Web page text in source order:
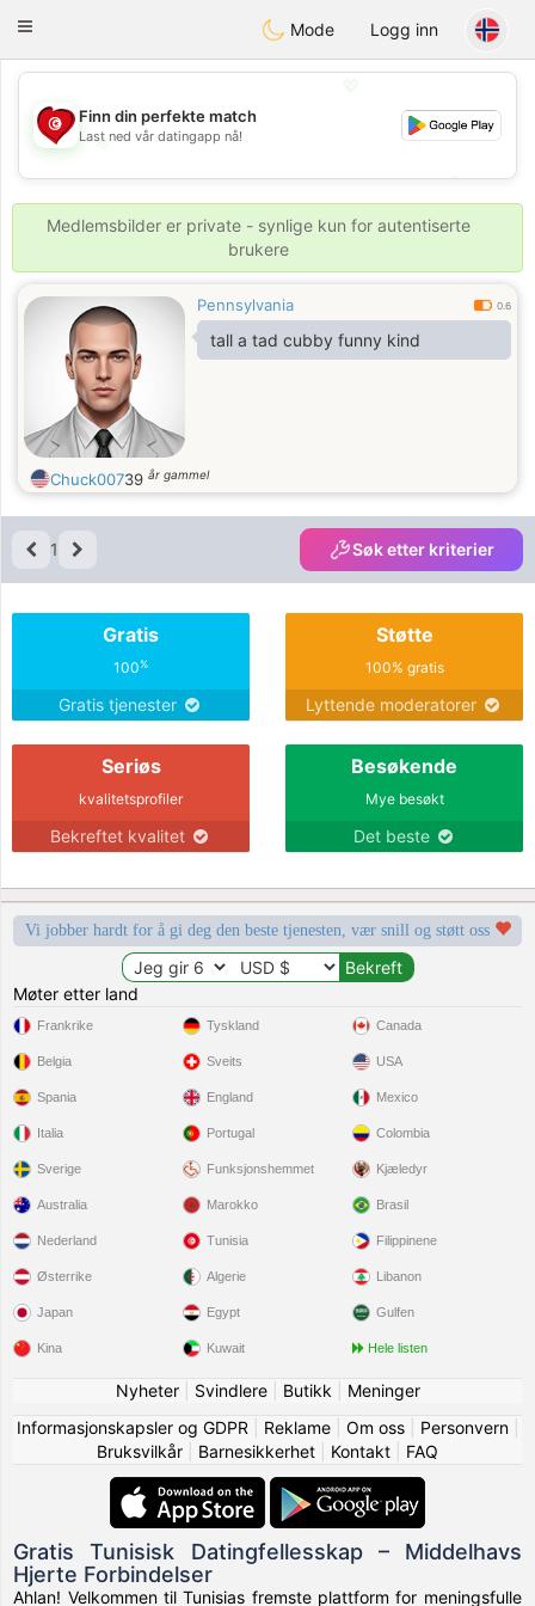
Tunisia Dating
Toggle
Mode Logg inn
💖
💕
💕
Finn din perfekte match
Last ned vår datingapp nå!
Medlemsbilder er private - synlige kun for autentiserte
brukere
Pennsylvania 0.6
tall a tad cubby funny kind
Chuck00739 år gammel
1 Søk etter kriterier
Gratis
100%
Gratis tjenester
Støtte
100% gratis
Lyttende moderatorer
Seriøs
kvalitetsprofiler
Bekreftet kvalitet
Besøkende
Mye besøkt
Det beste
Vi jobber hardt for å gi deg den beste tjenesten, vær snill og støtt oss
Møter etter land
Frankrike
Belgia
Spania
Italia
Sverige
Tyskland
Sveits
England
Portugal
Funksjonshemmet
Canada
USA
Mexico
Colombia
Kjæledyr
Australia
Nederland
Østerrike
Japan
Kina
Marokko
Tunisia
Algerie
Egypt
Kuwait
Brasil
Filippinene
Libanon
Gulfen
Hele listen
Nyheter| Svindlere| Butikk
Meninger
Informasjonskapsler og GDPR
Reklame| Om oss| Personvern|
Bruksvilkår
Barnesikkerhet Kontakt FAQ
Gratis Tunisisk Datingfellesskap – Middelhavs
Hjerte Forbindelser
Ahlan! Velkommen til Tunisias fremste plattform for meningsfulle